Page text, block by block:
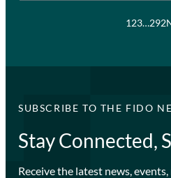
123…292
SUBSCRIBE TO THE FIDO
Stay Connected,
Receive the latest news,